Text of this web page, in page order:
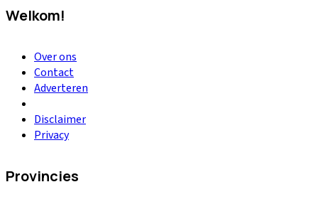
Welkom!
Over ons
Contact
Adverteren
Disclaimer
Privacy
Provincies